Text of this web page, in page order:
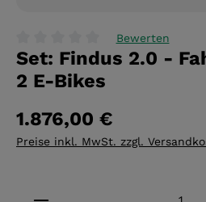
Durchschnittliche Bewertung
Bewerten
Set: Findus 2.0 -
2 E-Bikes
1.876,00 €
Preise inkl. MwSt. zzgl.
Produkt Anzahl: Gib